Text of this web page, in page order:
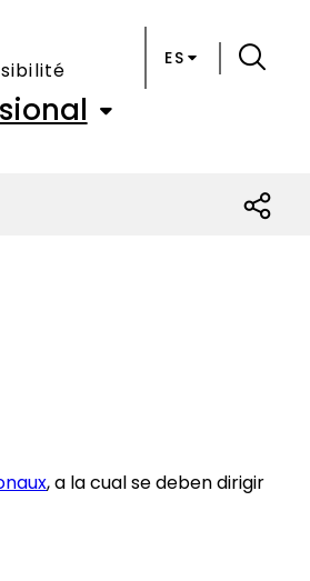
ES
, a la cual se deben dirigir